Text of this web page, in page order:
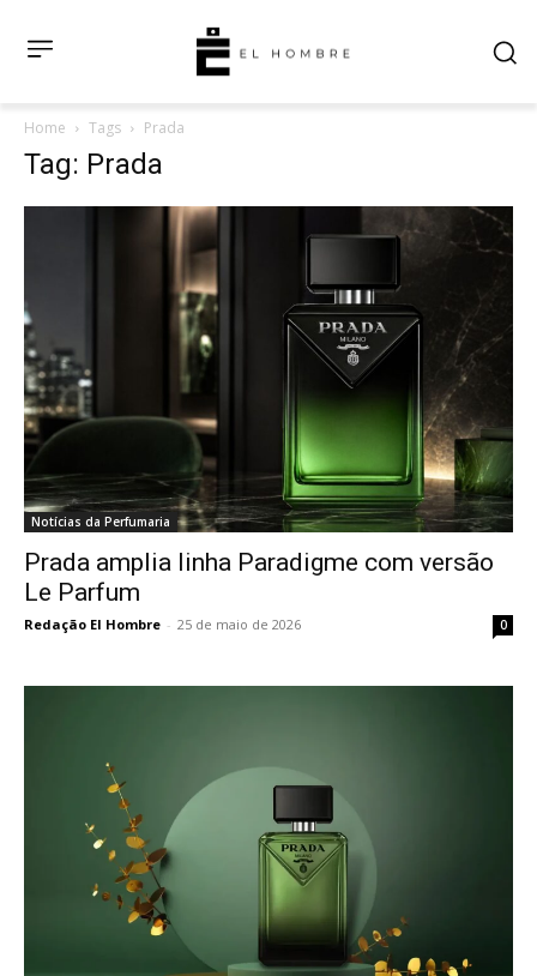
Home Tags Prada
Tag: Prada
Notícias da Perfumaria
Prada amplia linha Paradigme com versão
Le Parfum
Redação El Hombre - 25 de maio de 2026 0